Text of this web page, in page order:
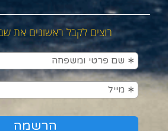
רוצים לקבל ראשונים את